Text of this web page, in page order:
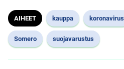
AIHEET kauppa koronavirus
Somero suojavarustus